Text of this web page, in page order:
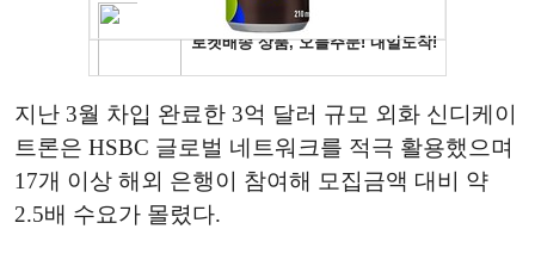
지난 3월 차입 완료한 3억 달러 규모 외화 신디케이
트론은 HSBC 글로벌 네트워크를 적극 활용했으며
17개 이상 해외 은행이 참여해 모집금액 대비 약
2.5배 수요가 몰렸다.